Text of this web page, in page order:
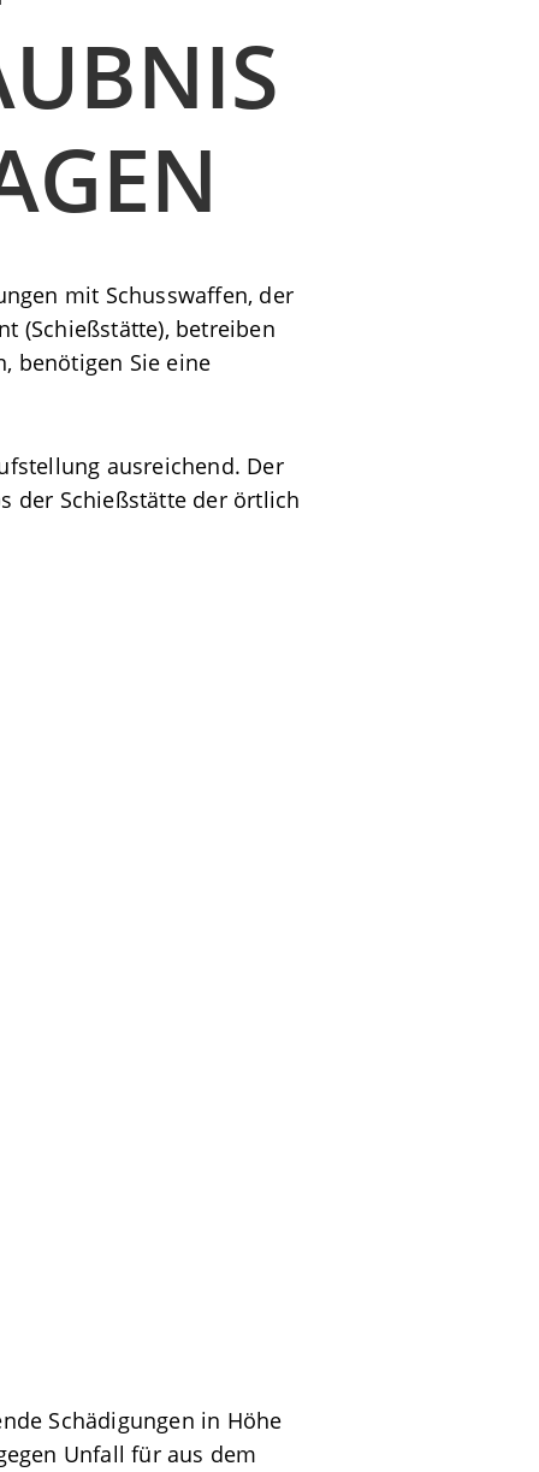
F
mit Schusswaffen, der
(Schießstätte), betreiben
benötigen Sie eine
ausreichend. Der
der Schießstätte der örtlich
Schädigungen in Höhe
Unfall für aus dem